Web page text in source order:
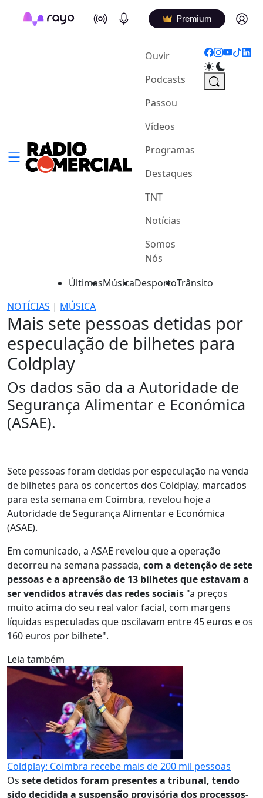
On Air Podcasts Premium Log in
Ouvir(current)
Podcasts
Passou
Vídeos
Programas
Destaques
TNT
Notícias
Somos
Nós
ÚltimasMúsicaDesportoTrânsito
NOTÍCIAS | MÚSICA
Mais sete pessoas detidas por
especulação de bilhetes para
Coldplay
Os dados são da a Autoridade de
Segurança Alimentar e Económica
(ASAE).
Sete pessoas foram detidas por especulação na venda
de bilhetes para os concertos dos Coldplay, marcados
para esta semana em Coimbra, revelou hoje a
Autoridade de Segurança Alimentar e Económica
(ASAE).
Em comunicado, a ASAE revelou que a operação
decorreu na semana passada, com a detenção de sete
pessoas e a apreensão de 13 bilhetes que estavam a
ser vendidos através das redes sociais "a preços
muito acima do seu real valor facial, com margens
líquidas especuladas que oscilavam entre 45 euros e os
160 euros por bilhete".
Leia também
Coldplay: Coimbra recebe mais de 200 mil pessoas
Os sete detidos foram presentes a tribunal, tendo
sido decidida a suspensão provisória dos processos-